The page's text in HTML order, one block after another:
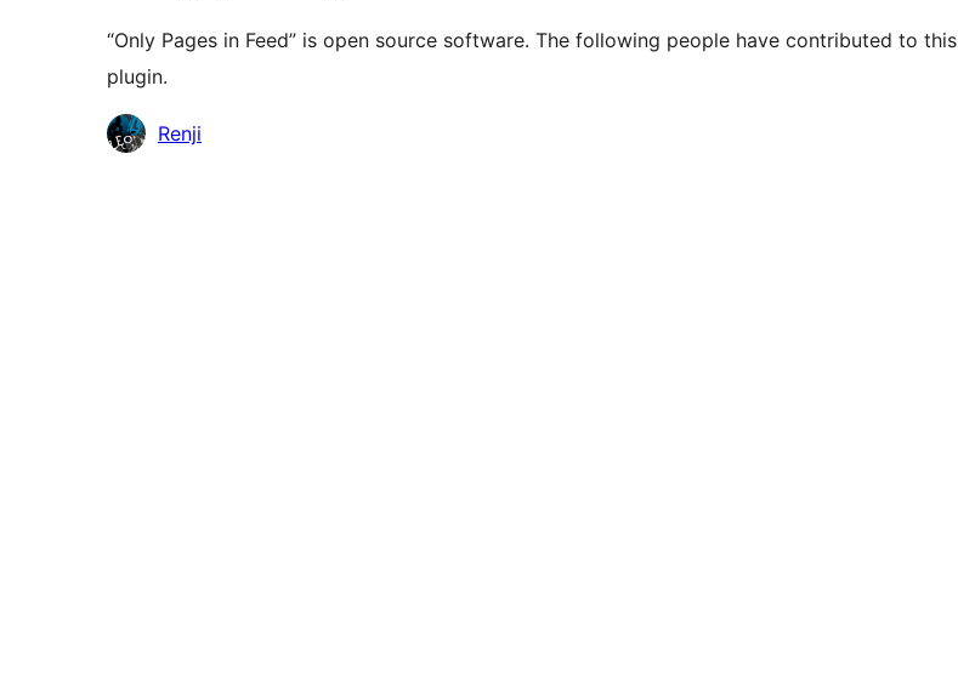
“Only Pages in Feed” is open source software. The following people have contributed to this
plugin.
Contributors
Renji